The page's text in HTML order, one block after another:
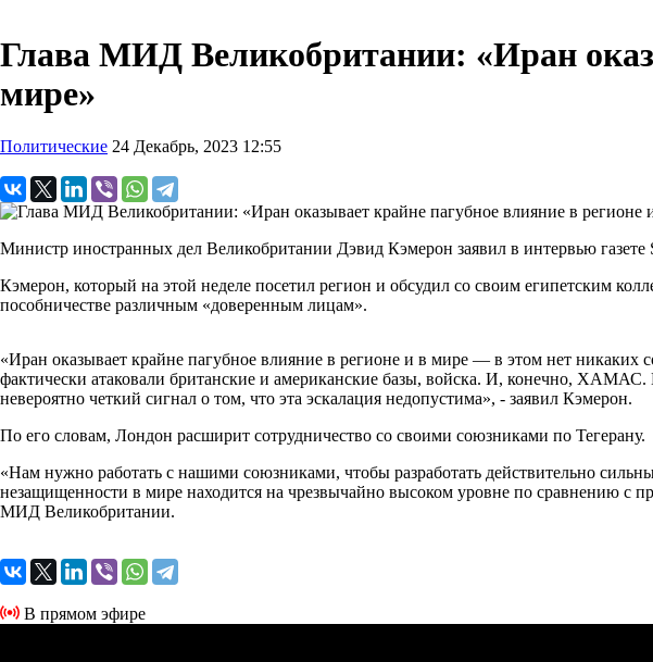
Глава МИД Великобритании: «Иран
мире»
Политические 24 Декабрь, 2023 12:55
Министр иностранных дел Великобритании Дэвид Кэмерон заявил в интервью
Кэмерон, который на этой неделе посетил регион и обсудил со своим египетским
пособничестве различным «доверенным лицам».
«Иран оказывает крайне пагубное влияние в регионе и в мире — в этом нет
фактически атаковали британские и американские базы, войска. И, конечно,
невероятно четкий сигнал о том, что эта эскалация недопустима», - заявил Кэмерон.
По его словам, Лондон расширит сотрудничество со своими союзниками по Тегерану.
«Нам нужно работать с нашими союзниками, чтобы разработать действительно
незащищенности в мире находится на чрезвычайно высоком уровне по сравнению с
МИД Великобритании.
В прямом эфире